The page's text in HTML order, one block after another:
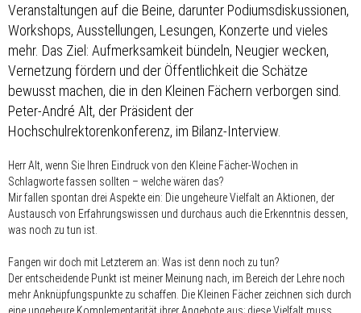
Veranstaltungen auf die Beine, darunter Podiumsdiskussionen,
Workshops, Ausstellungen, Lesungen, Konzerte und vieles
mehr. Das Ziel: Aufmerksamkeit bündeln, Neugier wecken,
Vernetzung fördern und der Öffentlichkeit die Schätze
bewusst machen, die in den Kleinen Fächern verborgen sind.
Peter-André Alt, der Präsident der
Hochschulrektorenkonferenz, im Bilanz-Interview.
Herr Alt, wenn Sie Ihren Eindruck von den Kleine Fächer-Wochen in
Schlagworte fassen sollten – welche wären das?
Mir fallen spontan drei Aspekte ein: Die ungeheure Vielfalt an Aktionen, der
Austausch von Erfahrungswissen und durchaus auch die Erkenntnis dessen,
was noch zu tun ist.
Fangen wir doch mit Letzterem an: Was ist denn noch zu tun?
Der entscheidende Punkt ist meiner Meinung nach, im Bereich der Lehre noch
mehr Anknüpfungspunkte zu schaffen. Die Kleinen Fächer zeichnen sich durch